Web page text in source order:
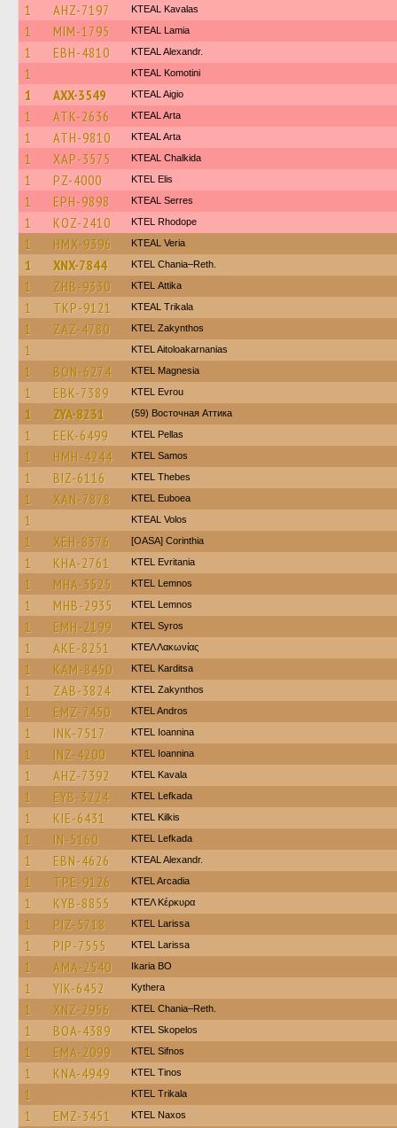
1 AHZ-7197 KTEAL Kavalas
1 MIM-1795 KTEAL Lamia
1 EBH-4810 KTEAL Alexandr.
1 KTEAL Komotini
1 AXX-3549 KTEAL Aigio
1 ATK-2636 KTEAL Arta
1 ATH-9810 KTEAL Arta
1 XAP-3575 KTEAL Chalkida
1 PZ-4000 KTEL Elis
1 EPH-9898 KTEAL Serres
1 KOZ-2410 KTEL Rhodope
1 HMX-9396 KTEAL Veria
1 XNX-7844 KTEL Chania–Reth.
1 ZHB-9330 KΤΕL Αttika
1 TKP-9121 KTEAL Trikala
1 ZAZ-4780 KTEL Zakynthos
1 KTEL Aitoloakarnanias
1 BON-6274 ΚΤΕL Magnesia
1 EBK-7389 KTEL Evrou
1 ZYA-8231 (59) Восточная Аттика
1 EEK-6499 KTEL Pellas
1 HMH-4244 KTEL Samos
1 BIZ-6116 KTEL Thebes
1 XAN-7878 ΚΤΕL Euboea
1 KTEAL Volos
1 XEH-8376 [OASA] Corinthia
1 KHA-2761 ΚΤΕL Evritania
1 MHA-3525 KTEL Lemnos
1 MHB-2935 KTEL Lemnos
1 EMH-2199 KTEL Syros
1 AKE-8251 ΚΤΕΛ Λακωνίας
1 KAM-8450 ΚΤΕL Karditsa
1 ZAB-3824 KTEL Zakynthos
1 EMZ-7450 KTEL Andros
1 INK-7517 KTEL Ioannina
1 INZ-4200 KTEL Ioannina
1 AHZ-7392 KTEL Kavala
1 EYB-3224 KTEL Lefkada
1 KIE-6431 KTEL Kilkis
1 IN-5160 KTEL Lefkada
1 EBN-4626 KTEAL Alexandr.
1 TPE-9126 KTEL Arcadia
1 KYB-8855 ΚΤΕΛ Κέρκυρα
1 PIZ-5718 KTEL Larissa
1 PIP-7555 KTEL Larissa
1 AMA-2540 Ikaria BO
1 YIK-6452 Kythera
1 XNZ-2956 KTEL Chania–Reth.
1 BOA-4389 KTEL Skopelos
1 EMA-2099 KTEL Sifnos
1 KNA-4949 KTEL Tinos
1 ΚΤΕL Τrikala
1 EMZ-3451 KTEL Naxos